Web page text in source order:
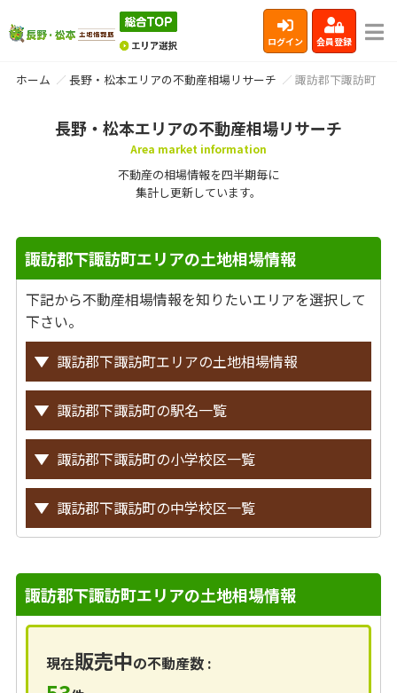
ログイン 会員登録
ホーム 長野・松本エリアの不動産相場リサーチ 諏訪郡下諏訪町
長野・松本エリアの不動産相場リサーチ
Area market information
不動産の相場情報を四半期毎に
集計し更新しています。
諏訪郡下諏訪町エリアの土地相場情報
下記から不動産相場情報を知りたいエリアを選択して
下さい。
諏訪郡下諏訪町エリアの土地相場情報
諏訪郡下諏訪町の駅名一覧
諏訪郡下諏訪町の小学校区一覧
諏訪郡下諏訪町の中学校区一覧
諏訪郡下諏訪町エリアの土地相場情報
現在販売中の不動産数 :